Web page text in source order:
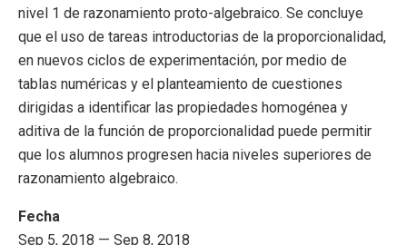
nivel 1 de razonamiento proto-algebraico. Se concluye
que el uso de tareas introductorias de la proporcionalidad,
en nuevos ciclos de experimentación, por medio de
tablas numéricas y el planteamiento de cuestiones
dirigidas a identificar las propiedades homogénea y
aditiva de la función de proporcionalidad puede permitir
que los alumnos progresen hacia niveles superiores de
razonamiento algebraico.
Fecha
Sep 5, 2018 — Sep 8, 2018